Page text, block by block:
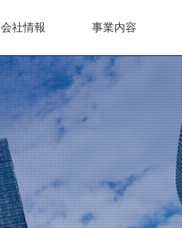
会社情報 事業内容